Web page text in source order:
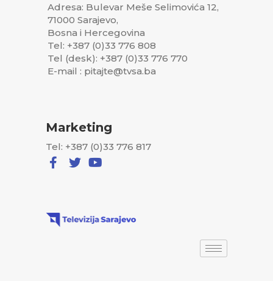
Adresa: Bulevar Meše Selimovića 12,
71000 Sarajevo,
Bosna i Hercegovina
Tel: +387 (0)33 776 808
Tel (desk): +387 (0)33 776 770
E-mail : pitajte@tvsa.ba
Marketing
Tel: +387 (0)33 776 817